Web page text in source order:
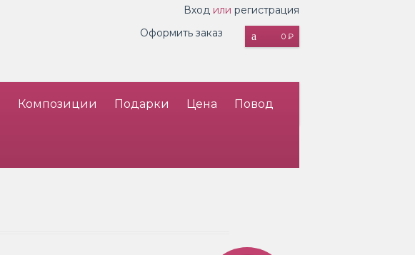
Вход или регистрация
0 ₽
Оформить заказ
Композиции Подарки Цена Повод